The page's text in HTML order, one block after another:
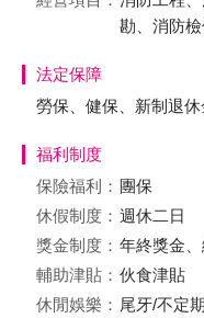
勘、消防檢
法定保障
勞保、健保、新制退休
福利制度
保險福利： 團保
休假制度： 週休二日
獎金制度： 年終獎金
輔助津貼： 伙食津貼
休閒娛樂： 尾牙/不定